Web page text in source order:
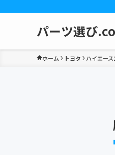
パーツ選び
ホーム トヨタ ハイエー